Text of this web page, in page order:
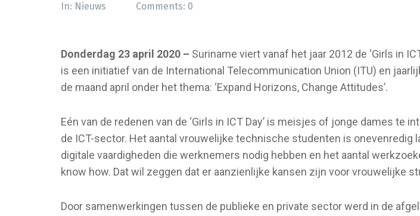
In: Nieuws Comments: 0
Donderdag 23 april 2020 – Suriname viert vanaf het jaar 2012 de ‘Girls in
is een initiatief van de International Telecommunication Union (ITU) en
de maand april onder het thema: ‘Expand Horizons, Change Attitudes’.
Eén van de redenen van de ‘Girls in ICT Day’ is meisjes of jonge dames te
de ICT-sector. Het aantal vrouwelijke technische studenten is onevenredig
digitale vaardigheden die werknemers nodig hebben en het aantal
know how. Dat wil zeggen dat er aanzienlijke kansen zijn voor vrouwelijke
Door samenwerkingen tussen de publieke en private sector werd in de